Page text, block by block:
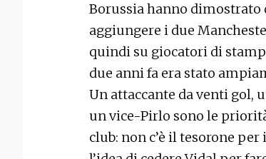
Borussia hanno dimostrato
aggiungere i due
quindi su giocatori di
due anni fa era stato
Un attaccante da venti gol,
un vice-Pirlo sono le
club: non c’è il tesorone